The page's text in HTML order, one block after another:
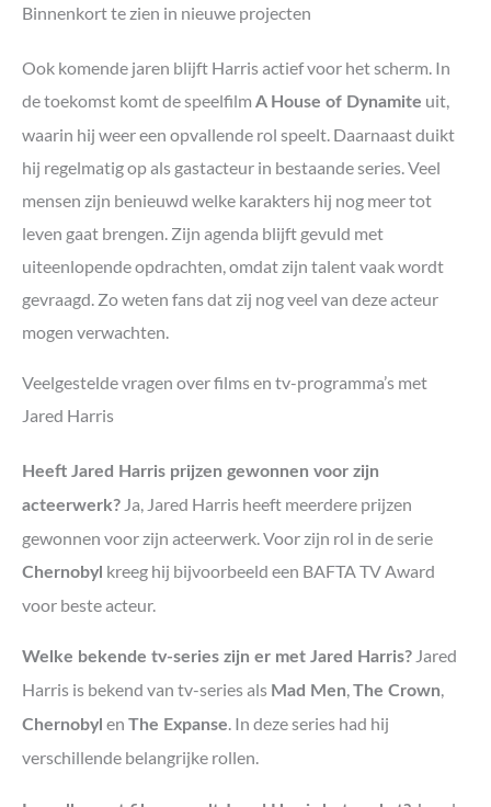
Binnenkort te zien in nieuwe projecten
Ook komende jaren blijft Harris actief voor het scherm. In
de toekomst komt de speelfilm A House of Dynamite uit,
waarin hij weer een opvallende rol speelt. Daarnaast duikt
hij regelmatig op als gastacteur in bestaande series. Veel
mensen zijn benieuwd welke karakters hij nog meer tot
leven gaat brengen. Zijn agenda blijft gevuld met
uiteenlopende opdrachten, omdat zijn talent vaak wordt
gevraagd. Zo weten fans dat zij nog veel van deze acteur
mogen verwachten.
Veelgestelde vragen over films en tv-programma’s met
Jared Harris
Heeft Jared Harris prijzen gewonnen voor zijn
acteerwerk? Ja, Jared Harris heeft meerdere prijzen
gewonnen voor zijn acteerwerk. Voor zijn rol in de serie
Chernobyl kreeg hij bijvoorbeeld een BAFTA TV Award
voor beste acteur.
Welke bekende tv-series zijn er met Jared Harris? Jared
Harris is bekend van tv-series als Mad Men,The Crown,
Chernobyl en The Expanse. In deze series had hij
verschillende belangrijke rollen.